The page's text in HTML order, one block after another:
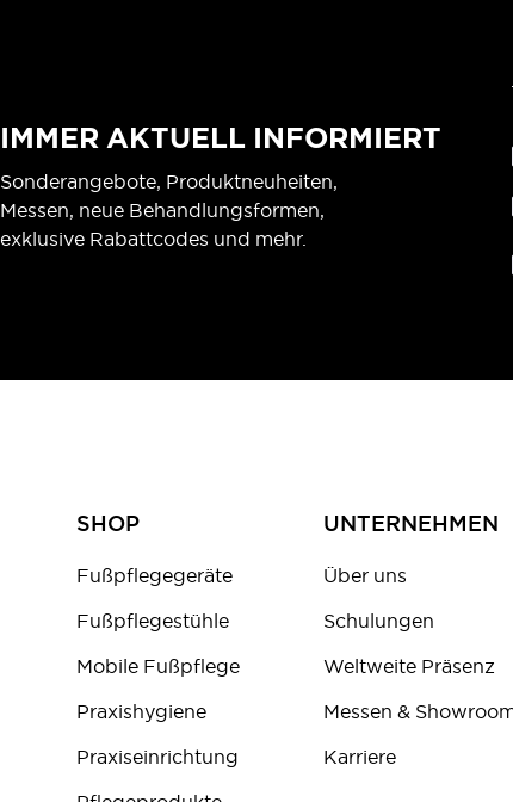
IMMER AKTUELL INFORMIERT
Sonderangebote, Produktneuheiten,
Messen, neue Behandlungsformen,
exklusive Rabattcodes und mehr.
SHOP
Fußpflegegeräte
Fußpflegestühle
Mobile Fußpflege
Praxishygiene
Praxiseinrichtung
UNTERNEHMEN
Über uns
Schulungen
Weltweite Präsenz
Messen &
Karriere